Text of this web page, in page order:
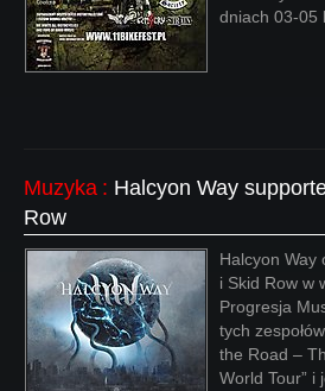
dniach 03-05
Muzyka : Halcyon Way
Row
Halcyon Way
i Skid Row w
Progresja
tych
the Road –
World Tour” i